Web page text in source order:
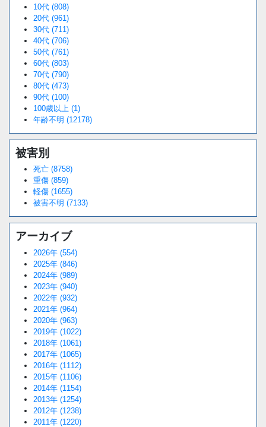
10代 (808)
20代 (961)
30代 (711)
40代 (706)
50代 (761)
60代 (803)
70代 (790)
80代 (473)
90代 (100)
100歳以上 (1)
年齢不明 (12178)
被害別
死亡 (8758)
重傷 (859)
軽傷 (1655)
被害不明 (7133)
アーカイブ
2026年 (554)
2025年 (846)
2024年 (989)
2023年 (940)
2022年 (932)
2021年 (964)
2020年 (963)
2019年 (1022)
2018年 (1061)
2017年 (1065)
2016年 (1112)
2015年 (1106)
2014年 (1154)
2013年 (1254)
2012年 (1238)
2011年 (1220)